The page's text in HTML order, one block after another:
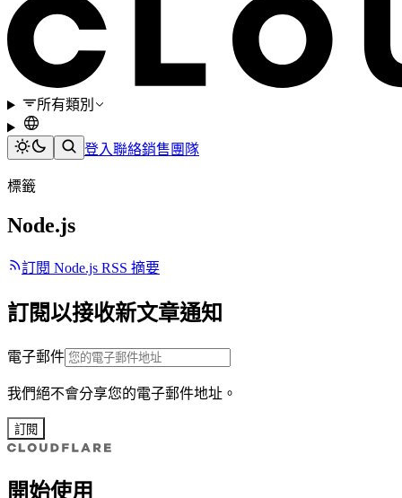
所有類別
登入聯絡銷售團隊
標籤
Node.js
訂閱 Node.js RSS 摘要
訂閱以接收新文章通知
電子郵件
我們絕不會分享您的電子郵件地址。
訂閱
開始使用